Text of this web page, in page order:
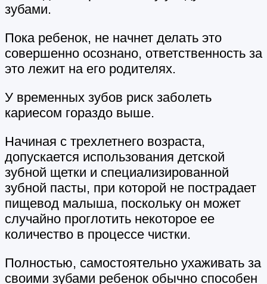
зубами.
Пока ребенок, не начнет делать это
совершенно осознано, ответственность за
это лежит на его родителях.
У временных зубов риск заболеть
кариесом гораздо выше.
Начиная с трехлетнего возраста,
допускается использования детской
зубной щетки и специализированной
зубной пасты, при которой не пострадает
пищевод малыша, поскольку он может
случайно проглотить некоторое ее
количество в процессе чистки.
Полностью, самостоятельно ухаживать за
своими зубами ребенок обычно способен